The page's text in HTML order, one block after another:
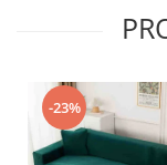
-23%